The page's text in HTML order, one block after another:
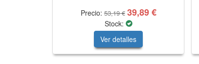
Precio:53,19 € 39,89 €
Stock:
Ver detalles